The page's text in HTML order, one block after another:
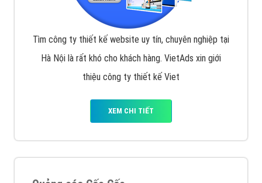
Tìm công ty thiết kế website uy tín, chuyên nghiệp tại
Hà Nội là rất khó cho khách hàng. VietAds xin giới
thiệu công ty thiết kế Viet
XEM CHI TIẾT